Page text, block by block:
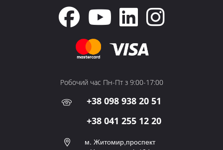
Робочий час Пн-Пт з 9:00-17:00
+38 098 938 20 51
+38 041 255 12 20
м. Житомир,проспект